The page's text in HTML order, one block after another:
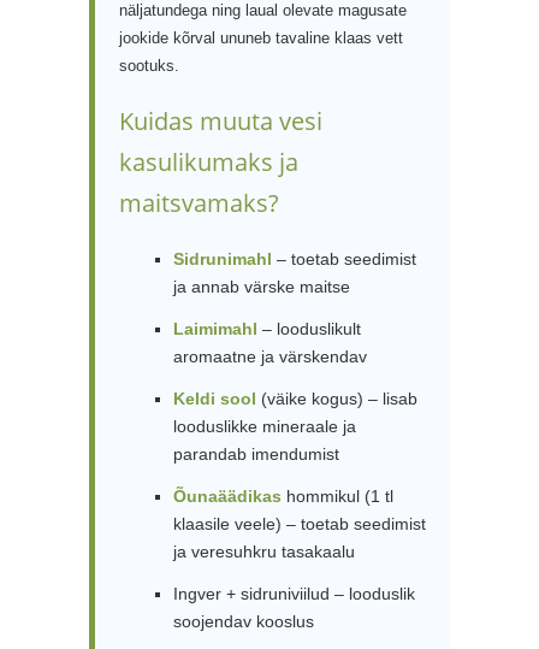
näljatundega ning laual olevate magusate
jookide kõrval ununeb tavaline klaas vett
sootuks.
Kuidas muuta vesi
kasulikumaks ja
maitsvamaks?
Sidrunimahl – toetab seedimist
ja annab värske maitse
Laimimahl – looduslikult
aromaatne ja värskendav
Keldi sool (väike kogus) – lisab
looduslikke mineraale ja
parandab imendumist
Õunaäädikas hommikul (1 tl
klaasile veele) – toetab seedimist
ja veresuhkru tasakaalu
Ingver + sidruniviilud – looduslik
soojendav kooslus